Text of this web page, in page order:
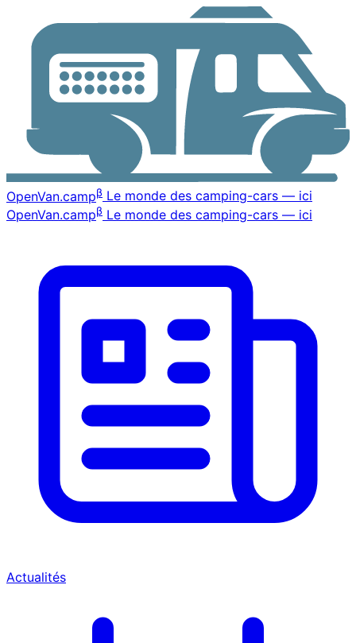
OpenVan.campβ Le monde des camping-cars — ici
OpenVan.campβ Le monde des camping-cars — ici
Actualités